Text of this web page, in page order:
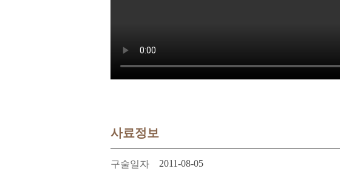
사료정보
구술일자 2011-08-05